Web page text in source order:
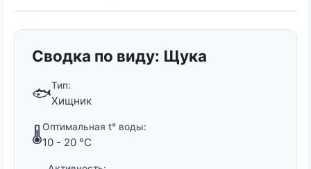
Сводка по виду: Щука
🐟Тип:
Хищник
🌡️Оптимальная t° воды:
10 - 20 °C